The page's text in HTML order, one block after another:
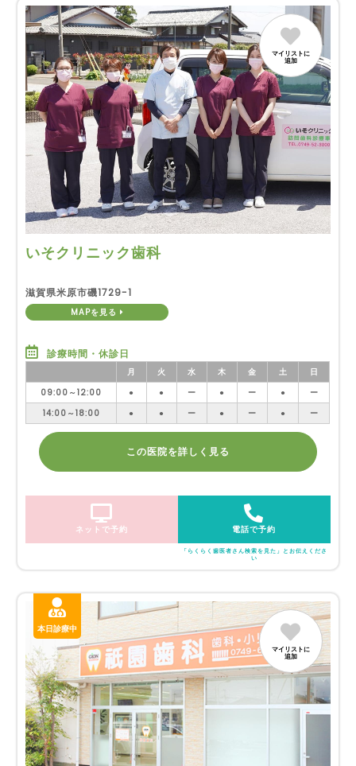
いそクリニック歯科
マイリストに
追加
滋賀県米原市磯1729-1
MAPを見る
診療時間・休診日
月 火 水 木 金 土
日
09:00～12:00
● ● ー ● ー ●
ー
14:00～18:00
● ● ー ● ー ● ー
この医院を詳しく見る
ネットで予約 電話で予約
「らくらく歯医者さん検索を見た」とお伝えくださ
い
本日診療中
マイリストに
追加